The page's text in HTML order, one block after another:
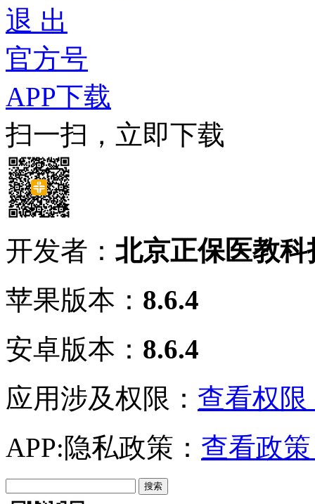
退 出
官方号
APP下载
扫一扫，立即下载
开发者： 北京正保医教
苹果版本： 8.6.4
安卓版本： 8.6.4
应用涉及权限： 查看权限
APP:隐私政策： 查看政